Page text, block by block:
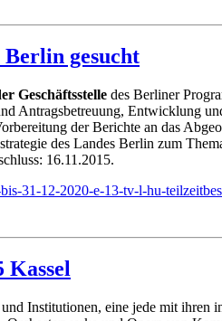
gesucht
Geschäftsstelle des Berliner
Antragsbetreuung, Entwicklung
der Berichte an das
des Landes Berlin zum
16.11.2015.
31-12-2020-e-13-tv-l-hu-
Kassel
Institutionen, eine jede mit